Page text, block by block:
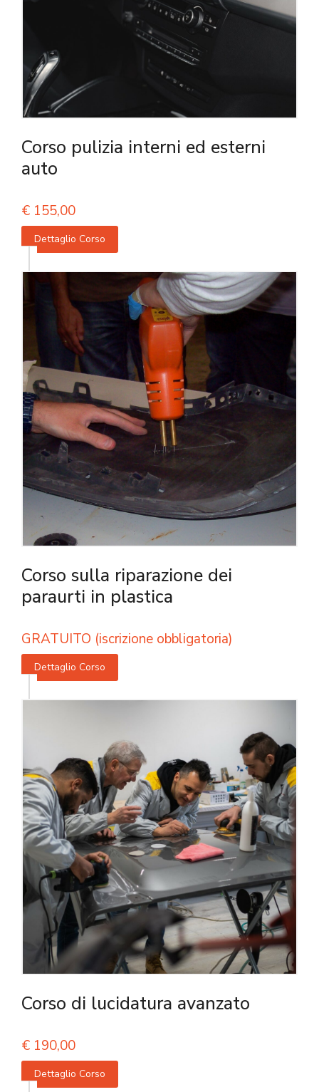
Corso pulizia interni ed esterni
auto
€ 155,00
Dettaglio Corso
Corso sulla riparazione dei
paraurti in plastica
GRATUITO (iscrizione obbligatoria)
Dettaglio Corso
Corso di lucidatura avanzato
€ 190,00
Dettaglio Corso